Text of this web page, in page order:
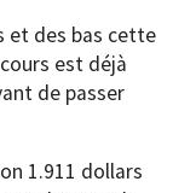
et des bas cette
est déjà
de passer
1.911 dollars